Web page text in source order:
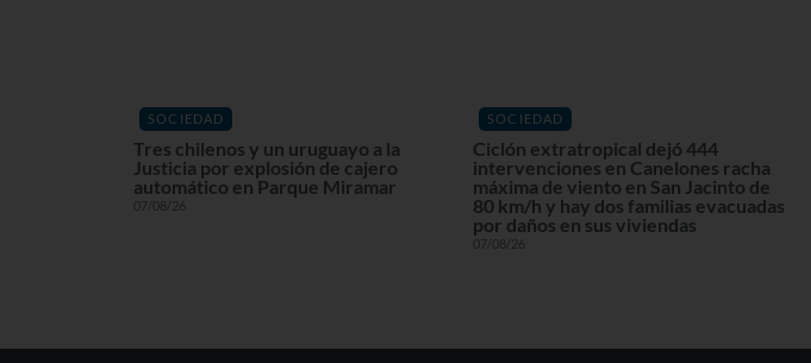
SOCIEDAD
Tres chilenos y un uruguayo a la
Justicia por explosión de cajero
automático en Parque Miramar
07/08/26
SOCIEDAD
Ciclón extratropical dejó 444
intervenciones en Canelones racha
máxima de viento en San Jacinto de
80 km/h y hay dos familias evacuadas
por daños en sus viviendas
07/08/26